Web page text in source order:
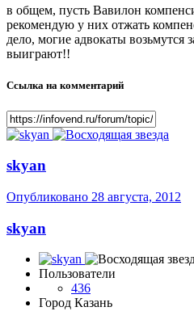
в общем, пусть Вавилон
рекомендую у них отжать
дело, могие адвокаты возьмутся
выиграют!!
Ссылка на комментарий
skyan
Опубликовано 28 августа, 2012
skyan
Пользователи
436
Город Казань